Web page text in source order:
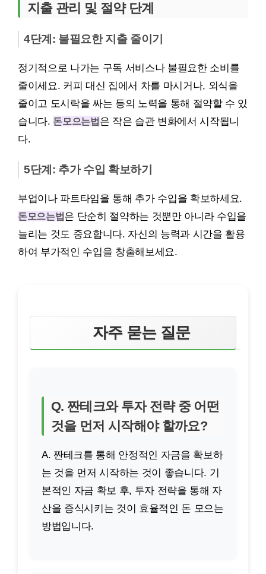
지출 관리 및 절약 단계
4단계: 불필요한 지출 줄이기
정기적으로 나가는 구독 서비스나 불필요한 소비를
줄이세요. 커피 대신 집에서 차를 마시거나, 외식을
줄이고 도시락을 싸는 등의 노력을 통해 절약할 수 있
습니다. 돈모으는법은 작은 습관 변화에서 시작됩니
다.
5단계: 추가 수입 확보하기
부업이나 파트타임을 통해 추가 수입을 확보하세요.
돈모으는법은 단순히 절약하는 것뿐만 아니라 수입을
늘리는 것도 중요합니다. 자신의 능력과 시간을 활용
하여 부가적인 수입을 창출해보세요.
자주 묻는 질문
Q. 짠테크와 투자 전략 중 어떤
것을 먼저 시작해야 할까요?
A. 짠테크를 통해 안정적인 자금을 확보하
는 것을 먼저 시작하는 것이 좋습니다. 기
본적인 자금 확보 후, 투자 전략을 통해 자
산을 증식시키는 것이 효율적인 돈 모으는
방법입니다.